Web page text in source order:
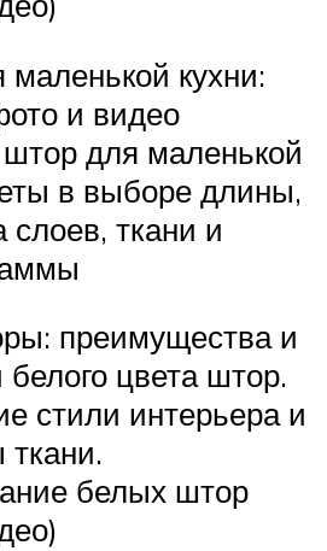
кухни:
и видео
для маленькой
в выборе длины,
слоев, ткани и
преимущества и
белого цвета штор.
стили интерьера и
белых штор